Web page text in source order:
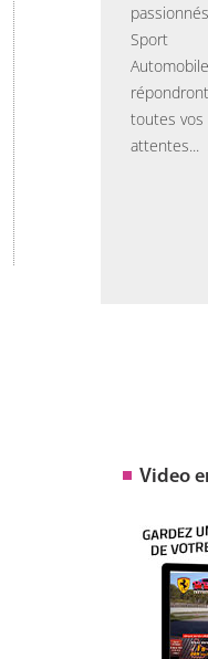
Sport
Automobile
toutes vos
attentes...
Video